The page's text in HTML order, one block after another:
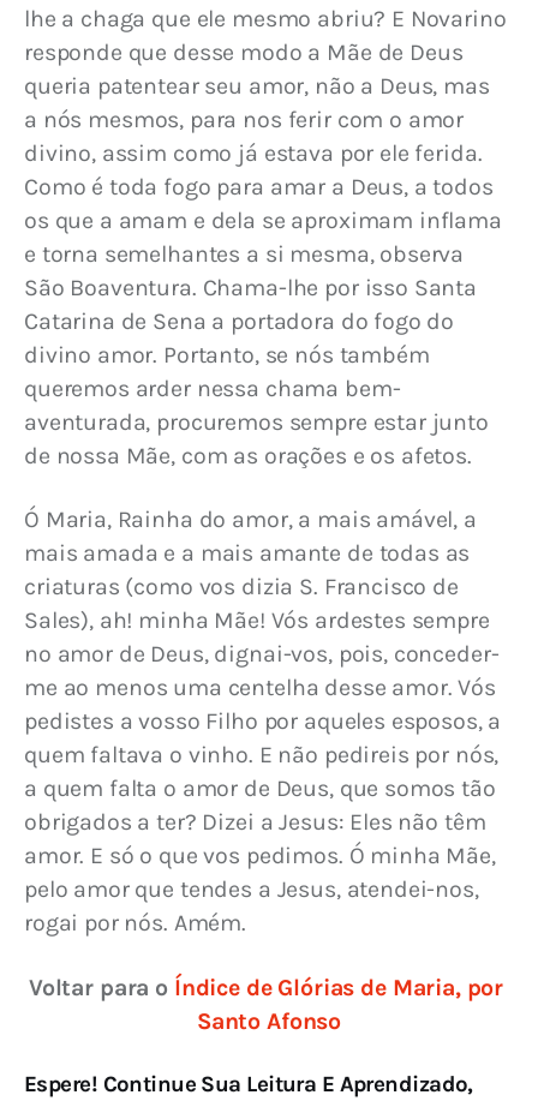
lhe a chaga que ele mesmo abriu? E Novarino
responde que desse modo a Mãe de Deus
queria patentear seu amor, não a Deus, mas
a nós mesmos, para nos ferir com o amor
divino, assim como já estava por ele ferida.
Como é toda fogo para amar a Deus, a todos
os que a amam e dela se aproximam inflama
e torna semelhantes a si mesma, observa
São Boaventura. Chama-lhe por isso Santa
Catarina de Sena a portadora do fogo do
divino amor. Portanto, se nós também
queremos arder nessa chama bem-
aventurada, procuremos sempre estar junto
de nossa Mãe, com as orações e os afetos.
Ó Maria, Rainha do amor, a mais amável, a
mais amada e a mais amante de todas as
criaturas (como vos dizia S. Francisco de
Sales), ah! minha Mãe! Vós ardestes sempre
no amor de Deus, dignai-vos, pois, conceder-
me ao menos uma centelha desse amor. Vós
pedistes a vosso Filho por aqueles esposos, a
quem faltava o vinho. E não pedireis por nós,
a quem falta o amor de Deus, que somos tão
obrigados a ter? Dizei a Jesus: Eles não têm
amor. E só o que vos pedimos. Ó minha Mãe,
pelo amor que tendes a Jesus, atendei-nos,
rogai por nós. Amém.
Voltar para o Índice de Glórias de Maria, por
Santo Afonso
Espere! Continue Sua Leitura E Aprendizado,